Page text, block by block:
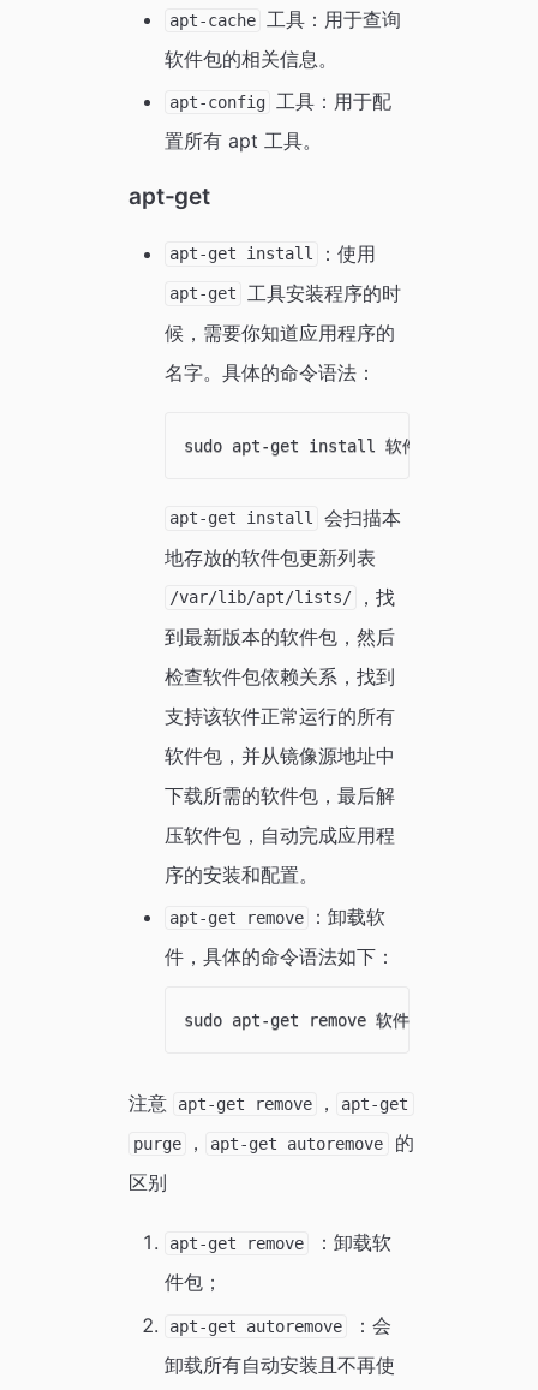
apt-cache
工具：用于查询
软件包的相关信息。
apt-config 工具：用于配
置所有 apt 工具。
apt-get
apt-get install ：使用
apt-get
工具安装程序的时
候，需要你知道应用程序的
名字。具体的命令语法：
apt-get install
会扫描本
地存放的软件包更新列表
/var/lib/apt/lists/
，找
到最新版本的软件包，然后
检查软件包依赖关系，找到
支持该软件正常运行的所有
软件包，并从镜像源地址中
下载所需的软件包，最后解
压软件包，自动完成应用程
序的安装和配置。
apt-get remove
：卸载软
件，具体的命令语法如下：
注意 apt-get remove ， apt-get
purge ， apt-get autoremove
的
区别
apt-get remove
：卸载软
件包；
apt-get autoremove
：会
卸载所有自动安装且不再使